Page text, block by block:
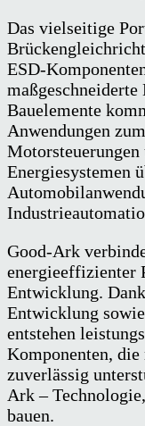
Das vielseitige
ESD-
Bauelemente
Anwendungen
Motorsteuerungen
Energiesystemen
Good-Ark
energieeffizienter
Entwicklung.
Entwicklung
entstehen
Komponenten, die
zuverlässig
Ark –
bauen.